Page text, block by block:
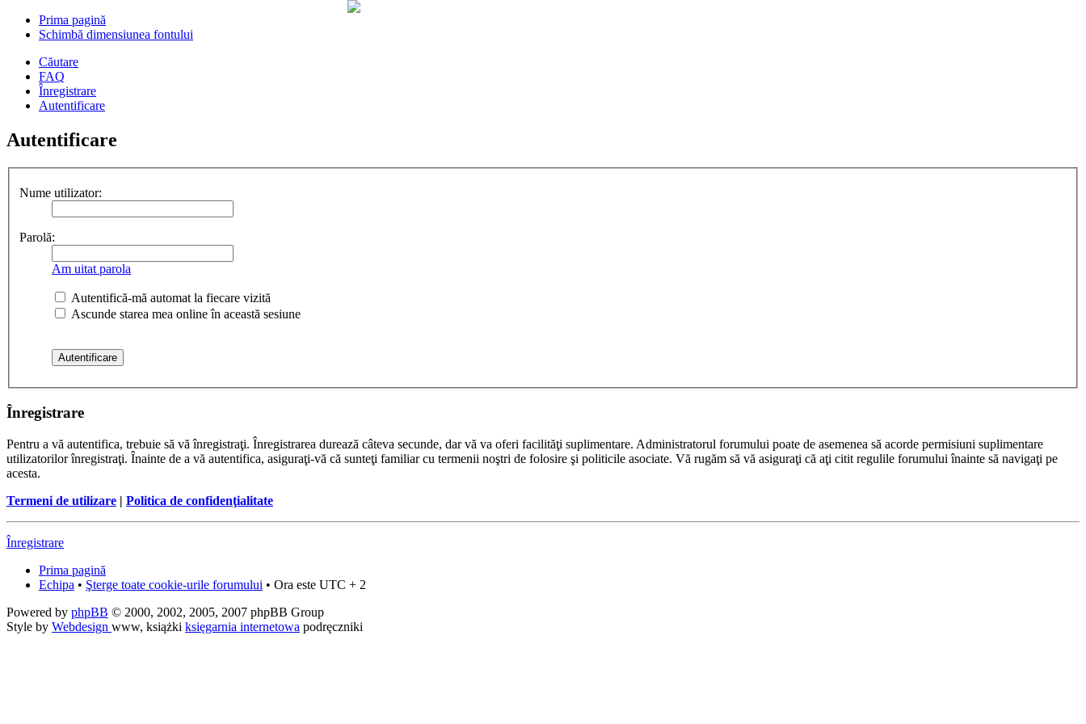
Prima pagină
Schimbă dimensiunea fontului
Căutare
FAQ
Înregistrare
Autentificare
Autentificare
Nume utilizator:
Parolă:
Am uitat parola
Autentifică-mă automat la fiecare vizită
Ascunde starea mea online în această sesiune
Înregistrare
Pentru a vă autentifica, trebuie să vă înregistraţi. Înregistrarea durează câteva secunde, dar vă va oferi facilităţi suplimentare. Administratorul forumului poate de asemenea să acorde permisiuni suplimentare
utilizatorilor înregistraţi. Înainte de a vă autentifica, asiguraţi-vă că sunteţi familiar cu termenii noştri de folosire şi politicile asociate. Vă rugăm să vă asiguraţi că aţi citit regulile forumului înainte să navigaţi pe
acesta.
Termeni de utilizare | Politica de confidenţialitate
Înregistrare
Prima pagină
Echipa • Şterge toate cookie-urile forumului • Ora este UTC + 2
Powered by phpBB © 2000, 2002, 2005, 2007 phpBB Group
Style by Webdesign www, książki księgarnia internetowa podręczniki